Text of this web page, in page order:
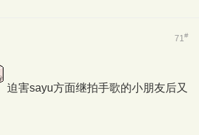
71#
迫害sayu方面继拍手歌的小朋友后又